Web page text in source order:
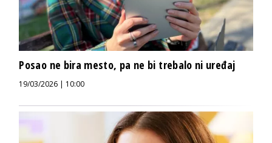
Posao ne bira mesto, pa ne bi trebalo ni uređaj
19/03/2026 | 10:00